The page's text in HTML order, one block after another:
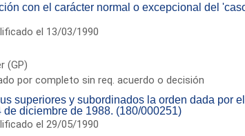
con el carácter normal o excepcional del
el 13/03/1990
(GP)
por completo sin req. acuerdo o decisión
superiores y subordinados la orden dada por
diciembre de 1988. (180/000251)
el 29/05/1990